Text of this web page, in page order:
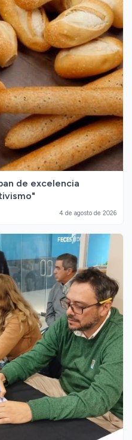
de excelencia
4 de agosto de 2026